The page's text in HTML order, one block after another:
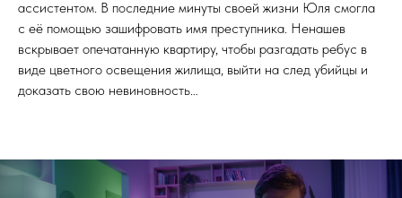
ассистентом. В последние минуты своей жизни Юля смогла
с её помощью зашифровать имя преступника. Ненашев
вскрывает опечатанную квартиру, чтобы разгадать ребус в
виде цветного освещения жилища, выйти на след убийцы и
доказать свою невиновность…